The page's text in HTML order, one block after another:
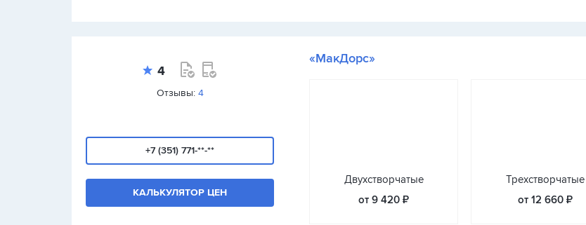
4
Отзывы: 4
+7 (351) 771-**-**
КАЛЬКУЛЯТОР ЦЕН
«МакДорс»
Двухстворчатые
от 9 420 ₽
Трехстворчатые
от 12 660 ₽